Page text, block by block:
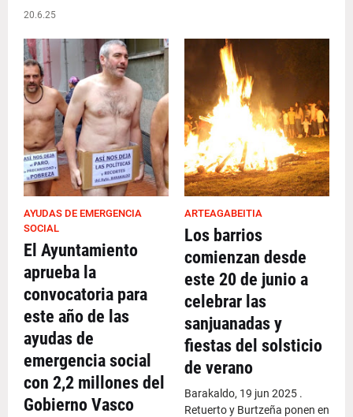
20.6.25
AYUDAS DE EMERGENCIA
SOCIAL
El Ayuntamiento
aprueba la
convocatoria para
este año de las
ayudas de
emergencia social
con 2,2 millones del
Gobierno Vasco
ARTEAGABEITIA
Los barrios
comienzan desde
este 20 de junio a
celebrar las
sanjuanadas y
fiestas del solsticio
de verano
Barakaldo, 19 jun 2025 .
Retuerto y Burtzeña ponen en